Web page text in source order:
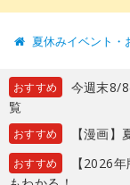
夏休みイベント・
おすすめ
今週末8/
覧
おすすめ 【漫画
おすすめ
【2026